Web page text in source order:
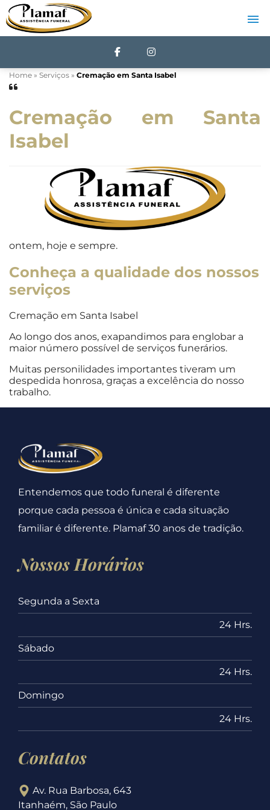
Home » Serviços » Cremação em Santa Isabel
Cremação em Santa
Isabel
ontem, hoje e sempre.
Conheça a qualidade dos nossos
serviços
Cremação em Santa Isabel
Ao longo dos anos, exapandimos para englobar a
maior número possível de serviços funerários.
Muitas personilidades importantes tiveram um
despedida honrosa, graças a excelência do nosso
trabalho.
Entendemos que todo funeral é diferente
porque cada pessoa é única e cada situação
familiar é diferente. Plamaf 30 anos de tradição.
Nossos Horários
Segunda a Sexta
24 Hrs.
Sábado
24 Hrs.
Domingo
24 Hrs.
Contatos
Av. Rua Barbosa, 643
Itanhaém, São Paulo